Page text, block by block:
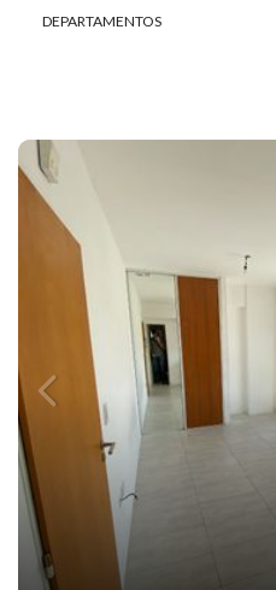
DEPARTAMENTOS